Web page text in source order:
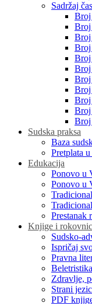
Sadržaj
Broj
Broj
Broj
Broj
Broj
Broj
Broj
Broj
Broj
Broj
Broj
Sudska praksa
Baza
Pretplata
Edukacija
Ponovo u
Ponovo u
Prestanak
Knjige i
Sudsko-
Ispričaj
Pravna
Beletristika
Zdravlje,
Strani
PDF